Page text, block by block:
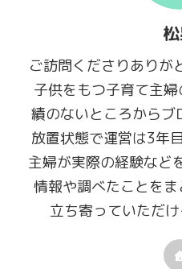
ご訪問くださりありが
子供をもつ子育て主
績のないところから
放置状態で運営は3年
主婦が実際の経験など
情報や調べたことを
立ち寄っていただ